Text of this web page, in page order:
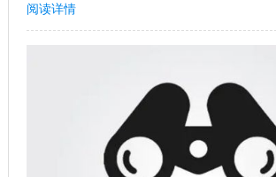
阅读详情